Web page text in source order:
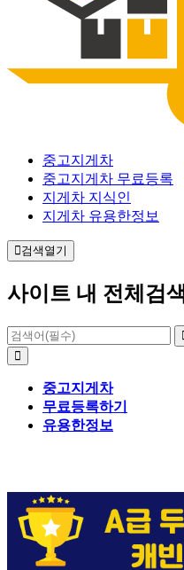
중고지게차
중고지게차 무료등록
지게차 지식인
지게차 유용한정보
검색열기
사이트 내 전체검
중고지게차
무료등록하기
유용한정보